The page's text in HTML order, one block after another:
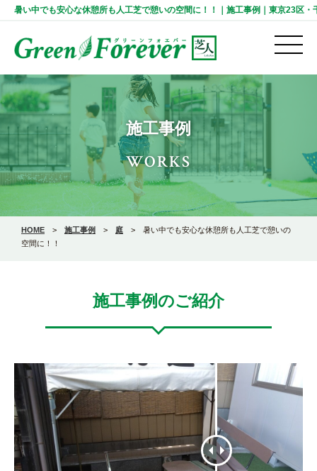
暑い中でも安心な休憩所も人工芝で憩いの空間に！！｜施工事例｜東京23区
施工事例
WORKS
HOME > 施工事例 > 庭 > 暑い中でも安心な休憩所も人工芝で憩いの
空間に！！
施工事例のご紹介